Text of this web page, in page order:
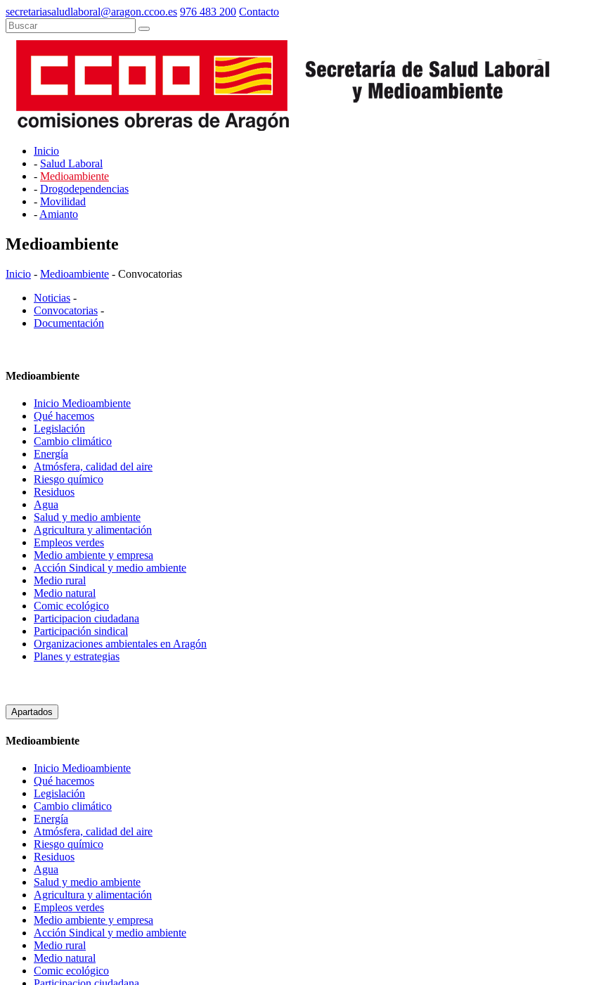
secretariasaludlaboral@aragon.ccoo.es 976 483 200 Contacto
Inicio
- Salud Laboral
- Medioambiente
- Drogodependencias
- Movilidad
- Amianto
Medioambiente
Inicio - Medioambiente - Convocatorias
Noticias -
Convocatorias -
Documentación
Medioambiente
Inicio Medioambiente
Qué hacemos
Legislación
Cambio climático
Energía
Atmósfera, calidad del aire
Riesgo químico
Residuos
Agua
Salud y medio ambiente
Agricultura y alimentación
Empleos verdes
Medio ambiente y empresa
Acción Sindical y medio ambiente
Medio rural
Medio natural
Comic ecológico
Participacion ciudadana
Participación sindical
Organizaciones ambientales en Aragón
Planes y estrategias
Apartados
Medioambiente
Inicio Medioambiente
Qué hacemos
Legislación
Cambio climático
Energía
Atmósfera, calidad del aire
Riesgo químico
Residuos
Agua
Salud y medio ambiente
Agricultura y alimentación
Empleos verdes
Medio ambiente y empresa
Acción Sindical y medio ambiente
Medio rural
Medio natural
Comic ecológico